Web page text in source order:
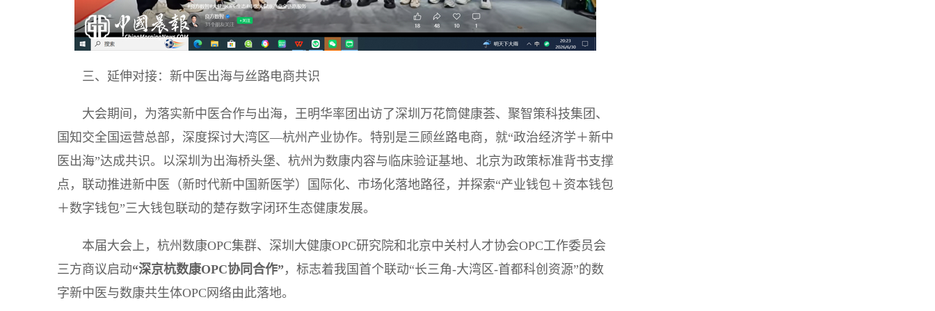
三、延伸对接：新中医出海与丝路电商共识
大会期间，为落实新中医合作与出海，王明华率团出访了深圳万花筒健康荟、聚智策科技集团、
国知交全国运营总部，深度探讨大湾区—杭州产业协作。特别是三顾丝路电商，就“政治经济学＋新中
医出海”达成共识。以深圳为出海桥头堡、杭州为数康内容与临床验证基地、北京为政策标准背书支撑
点，联动推进新中医（新时代新中国新医学）国际化、市场化落地路径，并探索“产业钱包＋资本钱包
＋数字钱包”三大钱包联动的楚存数字闭环生态健康发展。
本届大会上，杭州数康OPC集群、深圳大健康OPC研究院和北京中关村人才协会OPC工作委员会
三方商议启动“深京杭数康OPC协同合作” ，标志着我国首个联动“长三角-大湾区-首都科创资源”的数
字新中医与数康共生体OPC网络由此落地。